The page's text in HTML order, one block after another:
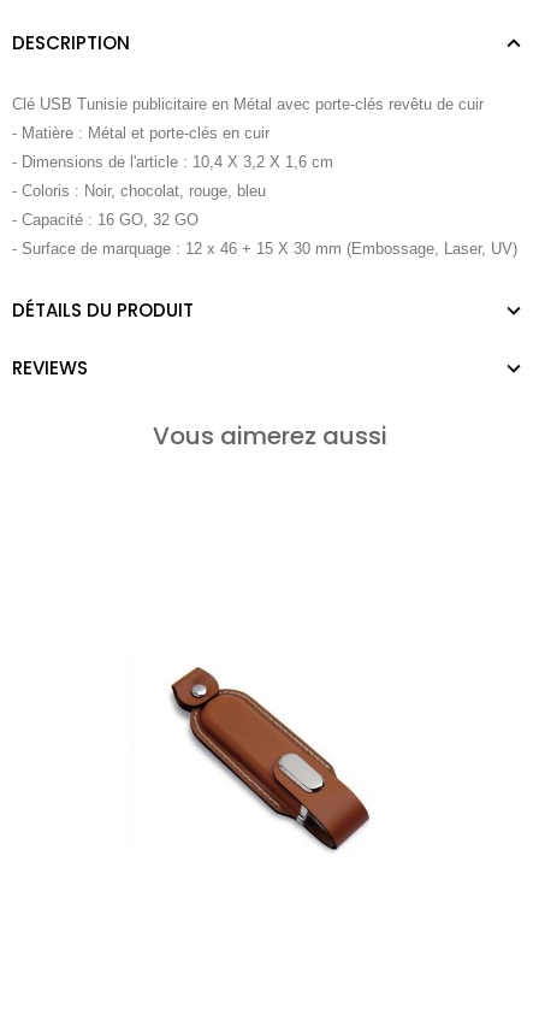
DESCRIPTION
Clé USB Tunisie publicitaire en Métal avec porte-clés revêtu de cuir
- Matière : Métal et porte-clés en cuir
- Dimensions de l'article : 10,4 X 3,2 X 1,6 cm
- Coloris : Noir, chocolat, rouge, bleu
- Capacité : 16 GO, 32 GO
- Surface de marquage : 12 x 46 + 15 X 30 mm (Embossage, Laser, UV)
DÉTAILS DU PRODUIT
REVIEWS
Vous aimerez aussi